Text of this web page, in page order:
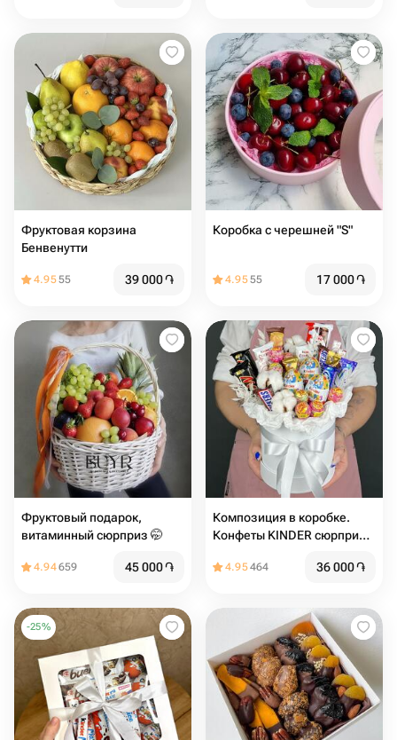
Фруктовая корзина
Бенвенутти
4.9555 39 000֏
Коробка с черешней "S"
4.9555 17 000֏
Фруктовый подарок,
витаминный сюрприз 🤭
4.94659 45 000֏
Композиция в коробке.
Конфеты KINDER сюрприз,
чупа-чупс и Хлопок (M)
4.95464 36 000֏
-25%